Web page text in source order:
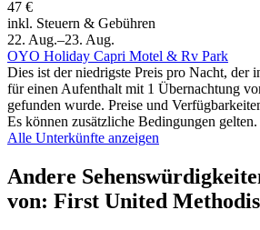
47 €
inkl. Steuern & Gebühren
22. Aug.–23. Aug.
OYO Holiday Capri Motel & Rv Park
Dies ist der niedrigste Preis pro Nacht, der
für einen Aufenthalt mit 1 Übernachtung
gefunden wurde. Preise und
Es können zusätzliche Bedingungen gelten.
Alle Unterkünfte anzeigen
Andere
von: First United